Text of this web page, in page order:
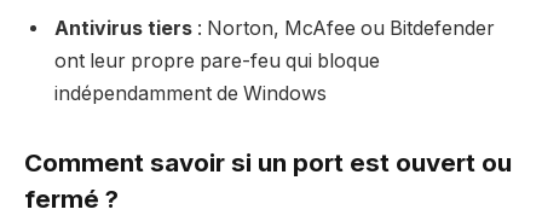
Antivirus tiers : Norton, McAfee ou Bitdefender
ont leur propre pare-feu qui bloque
indépendamment de Windows
Comment savoir si un port est ouvert ou
fermé ?